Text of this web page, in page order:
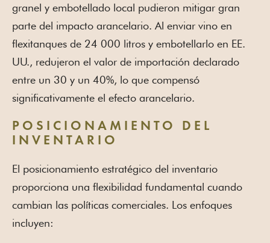
granel y embotellado local pudieron mitigar gran
parte del impacto arancelario. Al enviar vino en
flexitanques de 24 000 litros y embotellarlo en EE.
UU., redujeron el valor de importación declarado
entre un 30 y un 40%, lo que compensó
significativamente el efecto arancelario.
POSICIONAMIENTO DEL
INVENTARIO
El posicionamiento estratégico del inventario
proporciona una flexibilidad fundamental cuando
cambian las políticas comerciales. Los enfoques
incluyen: